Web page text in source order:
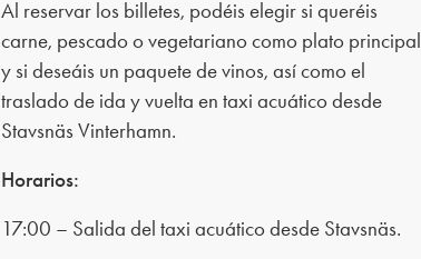
Al reservar los billetes, podéis elegir si queréis
carne, pescado o vegetariano como plato principal
y si deseáis un paquete de vinos, así como el
traslado de ida y vuelta en taxi acuático desde
Stavsnäs Vinterhamn.
Horarios:
17:00 – Salida del taxi acuático desde Stavsnäs.